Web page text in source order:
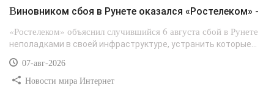
Виновником сбоя в Рунете оказался «Ростелеком» -
«Ростелеком» объяснил случившийся 6 августа сбой в Рунете
неполадками в своей инфраструктуре, устранить которые...
07-авг-2026
Новости мира Интернет